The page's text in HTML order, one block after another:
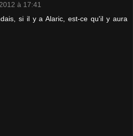
à 17:41
si il y a Alaric, est-ce qu'il y aura